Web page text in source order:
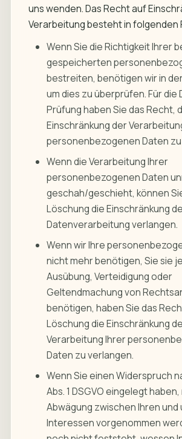
uns wenden. Das Recht auf
Verarbeitung besteht in folgenden
Wenn Sie die Richtigkeit Ihrer
gespeicherten
bestreiten, benötigen wir in
um dies zu überprüfen. Für die
Prüfung haben Sie das Recht,
Einschränkung der
personenbezogenen Daten
Wenn die Verarbeitung Ihrer
personenbezogenen Daten
geschah/geschieht, können
Löschung die Einschränkung
Datenverarbeitung verlangen.
Wenn wir Ihre
nicht mehr benötigen, Sie sie
Ausübung, Verteidigung oder
Geltendmachung von
benötigen, haben Sie das
Löschung die Einschränkung
Verarbeitung Ihrer
Daten zu verlangen.
Wenn Sie einen Widerspruch
Abs. 1 DSGVO eingelegt
Abwägung zwischen Ihren und
Interessen vorgenommen